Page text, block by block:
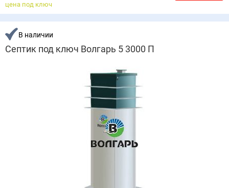
цена под ключ
В наличии
Септик под ключ Волгарь 5 3000 П